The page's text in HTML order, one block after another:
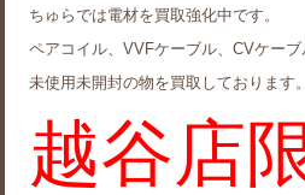
ちゅらでは電材を買取強化中です。
ペアコイル、VVFケーブル、CVケーブ
未使用未開封の物を買取しております。
越谷店